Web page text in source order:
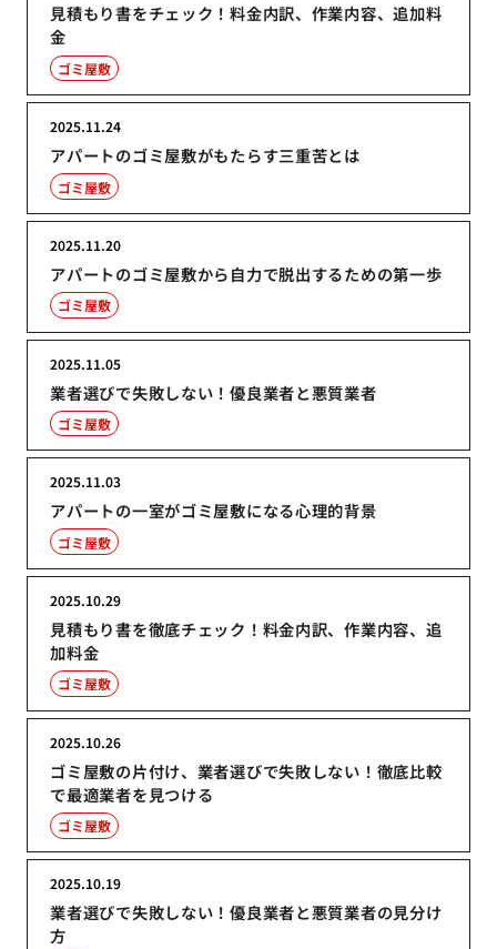
見積もり書をチェック！料金内訳、作業内容、追加料
金
ゴミ屋敷
アパートのゴミ屋敷がもたらす三重苦とは
2025.11.24
ゴミ屋敷
アパートのゴミ屋敷から自力で脱出するための第一歩
2025.11.20
ゴミ屋敷
業者選びで失敗しない！優良業者と悪質業者
2025.11.05
ゴミ屋敷
アパートの一室がゴミ屋敷になる心理的背景
2025.11.03
ゴミ屋敷
見積もり書を徹底チェック！料金内訳、作業内容、追
加料金
2025.10.29
ゴミ屋敷
ゴミ屋敷の片付け、業者選びで失敗しない！徹底比較
で最適業者を見つける
2025.10.26
ゴミ屋敷
業者選びで失敗しない！優良業者と悪質業者の見分け
方
2025.10.19